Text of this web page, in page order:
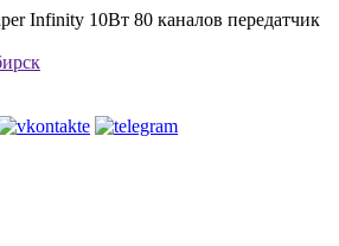
Infinity 10Вт 80 каналов передатчик